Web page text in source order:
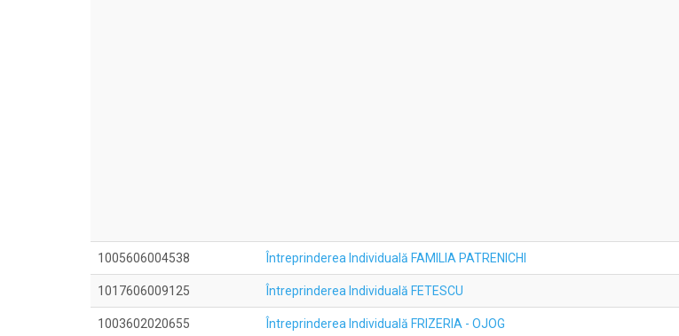
1005606004538 Întreprinderea Individuală FAMILIA PATRENICHI
1017606009125 Întreprinderea Individuală FETESCU
1003602020655 Întreprinderea Individuală FRIZERIA - OJOG